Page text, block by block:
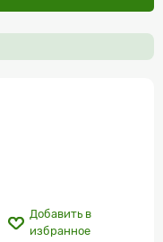
Добавить в
избранное